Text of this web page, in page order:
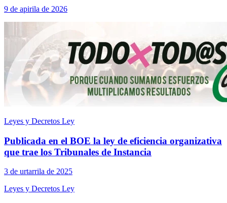
9 de apirila de 2026
Leyes y Decretos Ley
Publicada en el BOE la ley de eficiencia organizativa
que trae los Tribunales de Instancia
3 de urtarrila de 2025
Leyes y Decretos Ley